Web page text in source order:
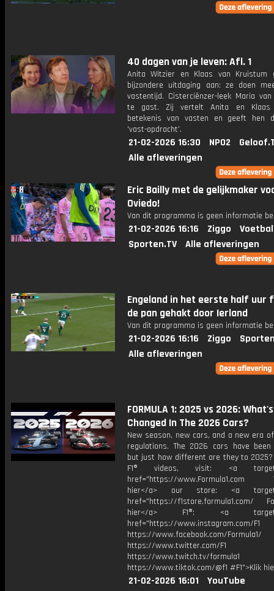
40 dagen van je leven: Afl. 1
Anita Witzier en Klaas van Kruistum
bijzondere uitdaging aan: ze doen
vastentijd. Cisterciënzer-leek Maria
te gast. Zij vertelt Anita en Klaas
betekenis van vasten en geeft hen
'vast-opdracht'.
21-02-2026 16:30 NPO2
Alle afleveringen
Eric Bailly met de gelijkmaker
Oviedo!
Van dit programma is geen informatie
21-02-2026 16:16 Ziggo
Sporten.TV
Alle afleveringen
Engeland in het eerste half uur
de pan gehakt door Ierland
Van dit programma is geen informatie
21-02-2026 16:16 Ziggo
Alle afleveringen
FORMULA 1: 2025 vs 2026: What's
Changed In The 2026 Cars?
New season, new cars, and a new era
regulations. The 2026 cars have been
but just how different are they to
F1® videos, visit: <a
href="https://www.Formula1.com
hier</a> our store: <a
href="https://f1store.formula1.com/
hier</a> F1®: <a
href="https://www.instagram.com/F1
https://www.facebook.com/Formula1/
https://www.twitter.com/F1
https://www.twitch.tv/formula1
https://www.tiktok.com/@f1 #F1">Klik
21-02-2026 16:01
YouTube